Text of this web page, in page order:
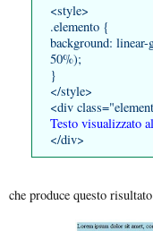
<style>
.elemento {
background: linear-
50%);
}
</style>
<div
Testo visualizzato
</div>
che produce questo risultato